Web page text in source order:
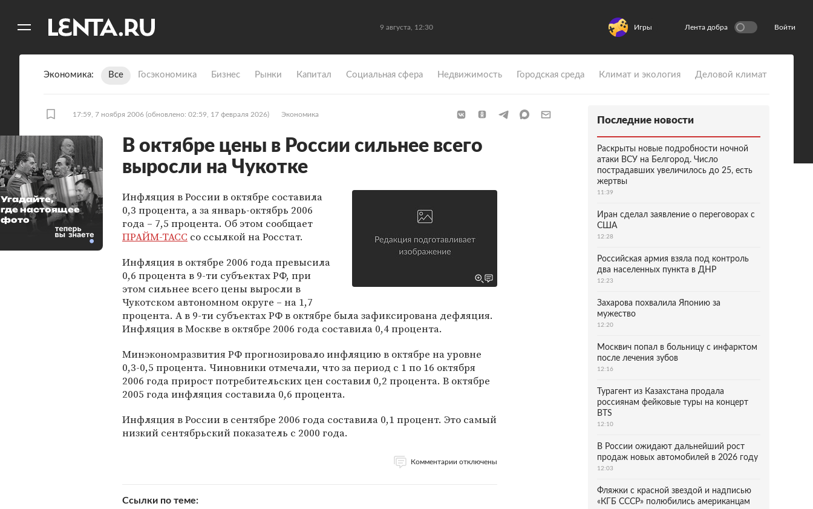
9 августа, 12:30 Игры Лента добра Войти
Экономика Все Госэкономика Бизнес Рынки Капитал Социальная сфера Недвижимость Городская среда Климат и экология Деловой климат
17:59, 7 ноября 2006 (обновлено: 02:59, 17 февраля 2026) Экономика
В октябре цены в России сильнее всего
выросли на Чукотке
Инфляция в России в октябре составила
0,3 процента, а за январь-октябрь 2006
года – 7,5 процента. Об этом сообщает
ПРАЙМ-ТАСС со ссылкой на Росстат.
Инфляция в октябре 2006 года превысила
0,6 процента в 9-ти субъектах РФ, при
этом сильнее всего цены выросли в
Чукотском автономном округе – на 1,7
процента. А в 9-ти субъектах РФ в октябре была зафиксирована дефляция.
Инфляция в Москве в октябре 2006 года составила 0,4 процента.
Минэкономразвития РФ прогнозировало инфляцию в октябре на уровне
0,3-0,5 процента. Чиновники отмечали, что за период с 1 по 16 октября
2006 года прирост потребительских цен составил 0,2 процента. В октябре
2005 года инфляция составила 0,6 процента.
Инфляция в России в сентябре 2006 года составила 0,1 процент. Это самый
низкий сентябрьский показатель с 2000 года.
Комментарии отключены
Ссылки по теме
Угадайте,
где настоящее
фото
Последние новости
Раскрыты новые подробности ночной
атаки ВСУ на Белгород. Число
пострадавших увеличилось до 25, есть
жертвы
11:39
Иран сделал заявление о переговорах с
США
12:28
Российская армия взяла под контроль
два населенных пункта в ДНР
12:23
Захарова похвалила Японию за
мужество
12:20
Москвич попал в больницу с инфарктом
после лечения зубов
12:16
Турагент из Казахстана продала
россиянам фейковые туры на концерт
BTS
12:10
В России ожидают дальнейший рост
продаж новых автомобилей в 2026 году
12:03
Фляжки с красной звездой и надписью
«КГБ СССР» полюбились американцам